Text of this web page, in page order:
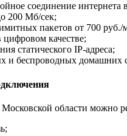
соединение
200 Мб/сек;
пакетов от 700 руб./
цифровом качестве;
статического IP-адреса;
и беспроводных домашних
области можно